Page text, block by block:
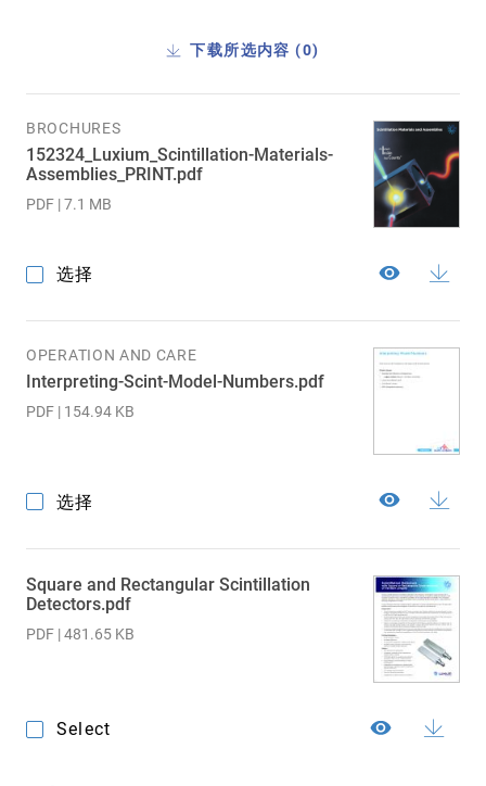
下载所选内容 (0)
BROCHURES
152324_Luxium_Scintillation-Materials-
Assemblies_PRINT.pdf
PDF | 7.1 MB
选择
OPERATION AND CARE
Interpreting-Scint-Model-Numbers.pdf
PDF | 154.94 KB
选择
Square and Rectangular Scintillation
Detectors.pdf
PDF | 481.65 KB
Select